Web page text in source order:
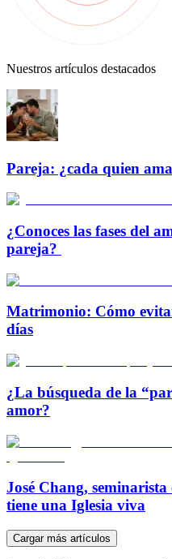
Nuestros artículos destacados
Pareja: ¿cada quien
¿Conoces las fases del
pareja?
Matrimonio: Cómo
días
¿La búsqueda de la
amor?
José Chang,
tiene una Iglesia viva
Cargar más artículos